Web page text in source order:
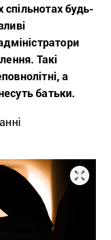
спільнотах будь-
Такі
а
батьки.